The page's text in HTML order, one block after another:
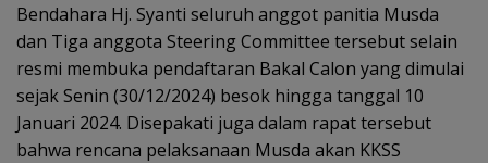
Bendahara Hj. Syanti seluruh anggot panitia Musda
dan Tiga anggota Steering Committee tersebut selain
resmi membuka pendaftaran Bakal Calon yang dimulai
sejak Senin (30/12/2024) besok hingga tanggal 10
Januari 2024. Disepakati juga dalam rapat tersebut
bahwa rencana pelaksanaan Musda akan KKSS